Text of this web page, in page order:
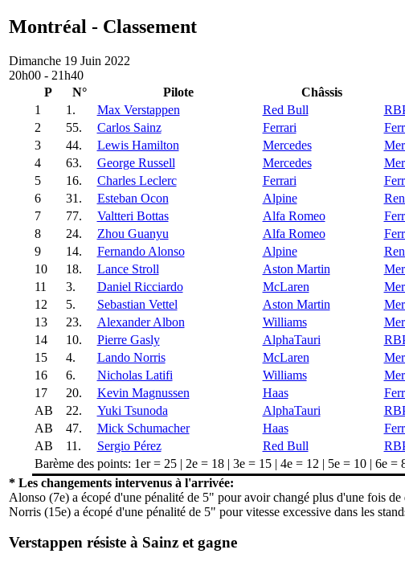
Montréal - Classement
Dimanche 19 Juin 2022
20h00 - 21h40
P
N° Pilote Châssis
1
1. Max Verstappen Red Bull
2
55. Carlos Sainz Ferrari
3
44. Lewis Hamilton Mercedes
4
63. George Russell Mercedes
5
16. Charles Leclerc Ferrari
6
31. Esteban Ocon Alpine
7
77. Valtteri Bottas Alfa Romeo
8
24. Zhou Guanyu Alfa Romeo
9
14. Fernando Alonso Alpine
10
18. Lance Stroll Aston Martin
11
3. Daniel Ricciardo McLaren
12
5. Sebastian Vettel Aston Martin
13
23. Alexander Albon Williams
14
10. Pierre Gasly AlphaTauri
15
4. Lando Norris McLaren
16
6. Nicholas Latifi Williams
17
20. Kevin Magnussen Haas
AB
22. Yuki Tsunoda AlphaTauri
AB
47. Mick Schumacher Haas
AB
11. Sergio Pérez Red Bull
Barème des points: 1er = 25 | 2e = 18 | 3e = 15 | 4e = 12 | 5e = 10 | 6e =
* Les changements intervenus à l'arrivée:
Alonso (7e) a écopé d'une pénalité de 5" pour avoir changé plus d'une fois
Norris (15e) a écopé d'une pénalité de 5" pour vitesse excessive dans les
Verstappen résiste à Sainz et gagne